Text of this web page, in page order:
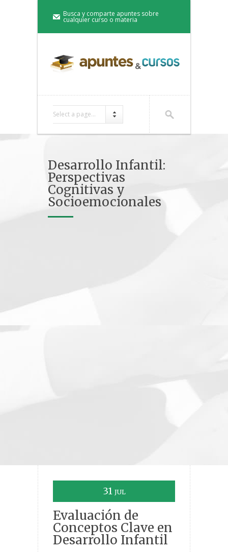
Busca y comparte apuntes sobre
cualquier curso o materia
Select a page...
Desarrollo Infantil:
Perspectivas
Cognitivas y
Socioemocionales
31 JUL
Evaluación de
Conceptos Clave en
Desarrollo Infantil